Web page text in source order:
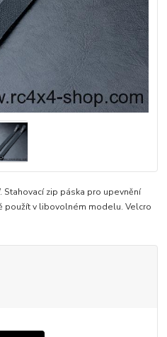
Stahovací zip páska pro upevnění
použít v libovolném modelu. Velcro